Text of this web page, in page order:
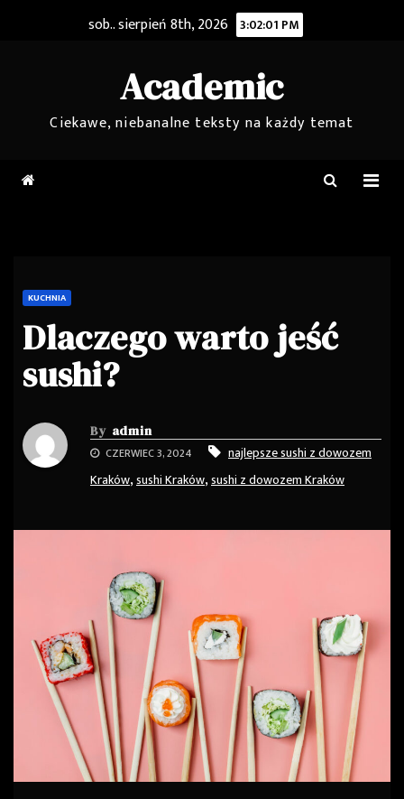
sob.. sierpień 8th, 2026 3:02:02 PM
Academic
Ciekawe, niebanalne teksty na każdy temat
KUCHNIA
Dlaczego warto jeść
sushi?
By admin
CZERWIEC 3, 2024
najlepsze sushi z dowozem
Kraków,sushi Kraków,sushi z dowozem Kraków